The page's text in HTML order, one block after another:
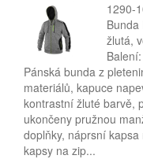
1290-
Bunda
žlutá,
Pánská bunda z
materiálů, kapuce
kontrastní žluté barvě,
ukončeny pružnou
doplňky, náprsní
kapsy na zip...